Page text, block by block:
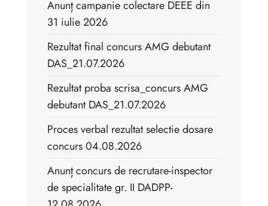
Anunț campanie colectare DEEE din
31 iulie 2026
Rezultat final concurs AMG debutant
DAS_21.07.2026
Rezultat proba scrisa_concurs AMG
debutant DAS_21.07.2026
Proces verbal rezultat selectie dosare
concurs 04.08.2026
Anunț concurs de recrutare-inspector
de specialitate gr. II DADPP-